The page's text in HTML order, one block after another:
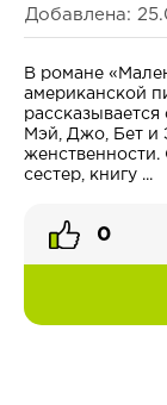
Добавлена:
В романе
американской
Мэй, Джо, Бет и
сестер, книгу ...
0